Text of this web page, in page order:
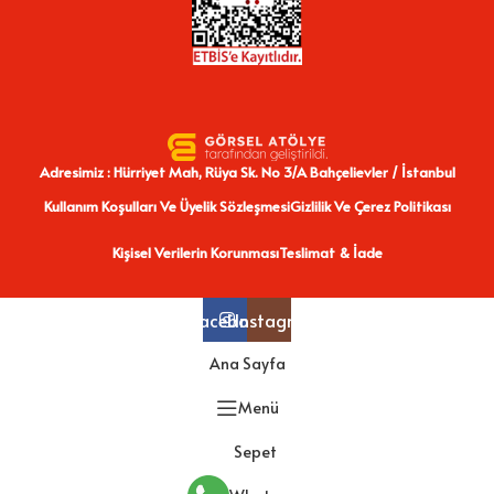
Adresimiz : Hürriyet Mah, Rüya Sk. No 3/A Bahçelievler / İstanbul
Kullanım Koşulları Ve Üyelik SözleşmesiGizlilik Ve Çerez Politikası
Kişisel Verilerin KorunmasıTeslimat & İade
FacebookInstagram
Ana Sayfa
Menü
Sepet